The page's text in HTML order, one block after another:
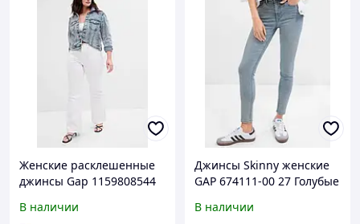
Женские расклешенные
джинсы Gap 1159808544
В наличии
Джинсы Skinny женские
GAP 674111-00 27 Голубые
В наличии